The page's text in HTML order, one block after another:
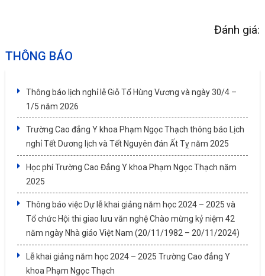
Đánh giá:
THÔNG BÁO
Thông báo lịch nghỉ lễ Giỗ Tổ Hùng Vương và ngày 30/4 –
1/5 năm 2026
Trường Cao đẳng Y khoa Phạm Ngọc Thạch thông báo Lịch
nghỉ Tết Dương lịch và Tết Nguyên đán Ất Tỵ năm 2025
Học phí Trường Cao Đẳng Y khoa Phạm Ngọc Thạch năm
2025
Thông báo việc Dự lễ khai giảng năm học 2024 – 2025 và
Tổ chức Hội thi giao lưu văn nghệ Chào mừng kỷ niệm 42
năm ngày Nhà giáo Việt Nam (20/11/1982 – 20/11/2024)
Lễ khai giảng năm học 2024 – 2025 Trường Cao đẳng Y
khoa Phạm Ngọc Thạch